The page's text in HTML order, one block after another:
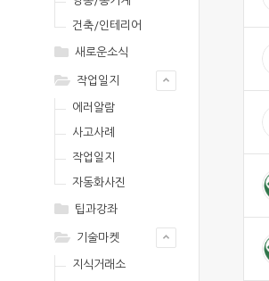
건축/인테리어
새로운소식
작업일지
에러알람
사고사례
작업일지
자동화사진
팁과강좌
기술마켓
지식거래소